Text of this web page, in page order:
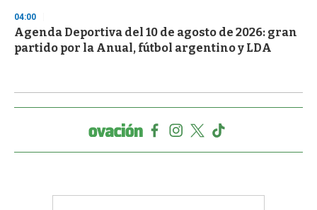
04:00
Agenda Deportiva del 10 de agosto de 2026: gran
partido por la Anual, fútbol argentino y LDA